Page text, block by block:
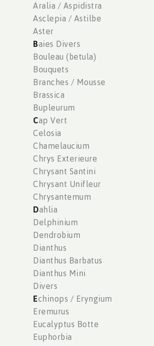
Aralia / Aspidistra
Asclepia / Astilbe
Aster
Baies Divers
Bouleau (betula)
Bouquets
Branches / Mousse
Brassica
Bupleurum
Cap Vert
Celosia
Chamelaucium
Chrys Exterieure
Chrysant Santini
Chrysant Unifleur
Chrysantemum
Dahlia
Delphinium
Dendrobium
Dianthus
Dianthus Barbatus
Dianthus Mini
Divers
Echinops / Eryngium
Eremurus
Eucalyptus Botte
Euphorbia